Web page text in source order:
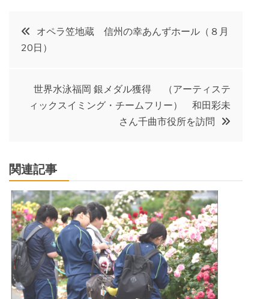
投
ゲ
ー
シ
ョ
ン
オペラ笠地蔵 信州の幸あんずホール（８月
20日）
世界水泳福岡 銀メダル獲得 （アーティステ
ィックスイミング・チームフリー） 和田彩未
さん千曲市役所を訪問
関連記事